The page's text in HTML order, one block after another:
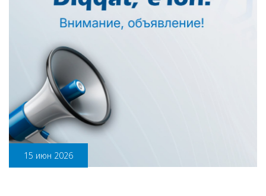
15 июн 2026